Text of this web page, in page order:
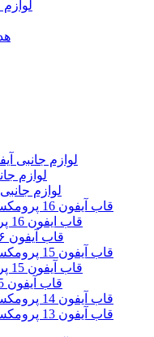
لوازم جانبی آیفون 17
لوازم
لوازم جانبی
قاب آیفون 16 پرومکس و لوازم جانبی
قاب ایفون 16 پرو و لوازم جانبی
قاب آیفون ۱۶ و لوازم جانبی
قاب آیفون 15 پرومکس و لوازم جانبی
قاب آیفون 15 پرو و لوازم جانبی
قاب آیفون 15 و لوازم جانبی
قاب آیفون 14 پرومکس و لوازم جانبی
قاب آیفون 13 پرومکس و لوازم جانبی